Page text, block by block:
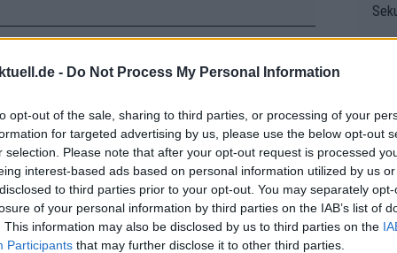
- Do Not Process My Personal Information
opt-out of the sale, sharing to third parties, or processing of your
for targeted advertising by us, please use the below opt-out
selection. Please note that after your opt-out request is processed
interest-based ads based on personal information utilized by us
to third parties prior to your opt-out. You may separately
of your personal information by third parties on the IAB’s list of
This information may also be disclosed by us to third parties on the
Participants that may further disclose it to other third parties.
2:37 Minuten auf Gigante in die
dritten Gesamtrang mit 3:18
auf Niewiadoma. Cedrine
eine starke Leistung auf dem
Gesamtrang, 4:11 Minuten hinter
er
rifft
Die
as
ür
n
ss
as
et.